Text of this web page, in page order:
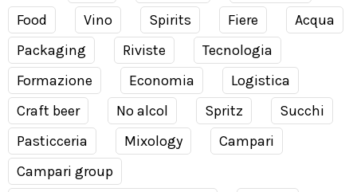
Food
Vino Spirits Fiere
Acqua
Packaging
Riviste
Tecnologia
Formazione
Economia
Logistica
Craft beer
No alcol Spritz
Succhi
Pasticceria
Mixology
Campari
Campari group